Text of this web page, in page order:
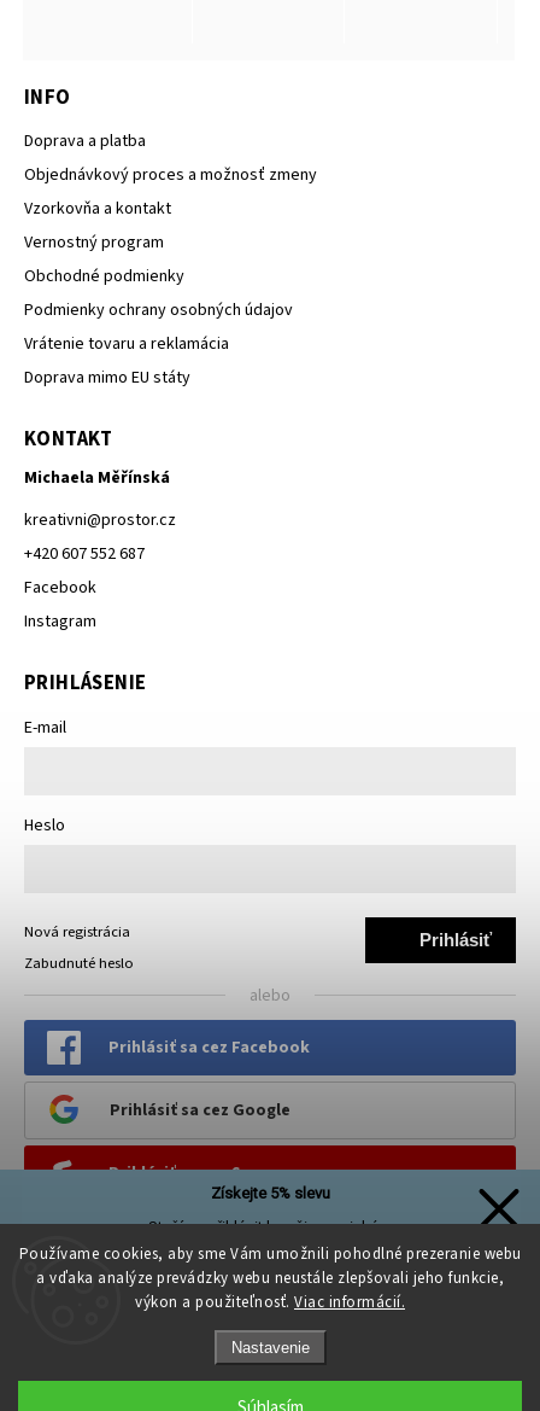
Používame cookies, aby sme Vám umožnili pohodlné prezeranie webu
a vďaka analýze prevádzky webu neustále zlepšovali jeho funkcie,
výkon a použiteľnosť. Viac informácií.
Nastavenie
INFO
Doprava a platba
Objednávkový proces a možnosť zmeny
Vzorkovňa a kontakt
Vernostný program
Obchodné podmienky
Podmienky ochrany osobných údajov
Vrátenie tovaru a reklamácia
Doprava mimo EU státy
KONTAKT
Michaela Měřínská
kreativni@prostor.cz
+420 607 552 687
Facebook
Instagram
PRIHLÁSENIE
E-mail
Heslo
Prihlásiť
Nová registrácia
Zabudnuté heslo
alebo
Prihlásiť sa cez Facebook
Prihlásiť sa cez Google
Prihlásiť sa cez Seznam
PINTEREST
Získejte 5% slevu
Stačí se přihlásit k našim novinkám
a sleva na první nákup je Vaše!
Přihlásit se a získat slevu